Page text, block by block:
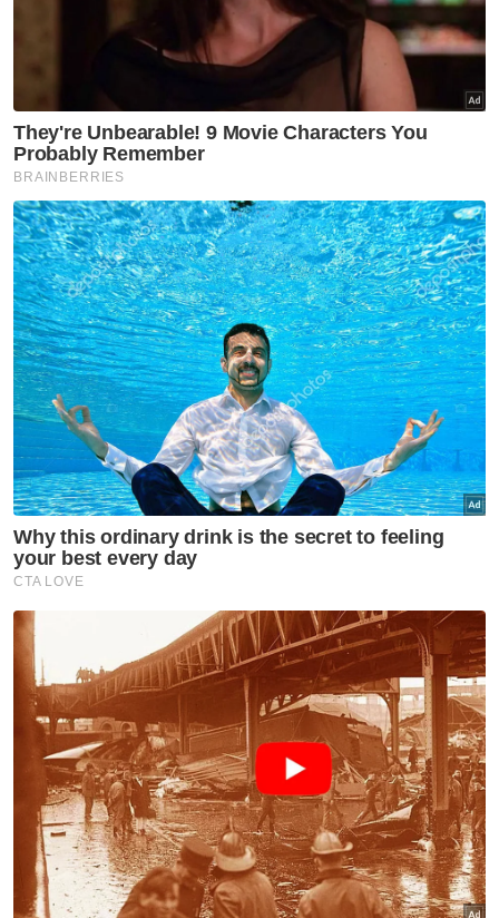
"Jika A-Level yang berstatus antarabangsa
boleh diterima oleh universiti awam, kenapa
dasar pendidikan negara boleh dijadikan
sebagai alasan untuk menghalang
pengiktirafan UEC?," ujarnya
Menurut Liinesh, kerajaan negeri Sabah dan
Sarawak turut mengiktiraf UEC, malah
membenarkan pemegangnya memohon
biasiswa negeri serta memasuki universiti di
negeri berkenaan.
Artikel Berkaitan:
Pengiktirafan UEC: Beri ruang kepada kerajaan teliti
STAR sokong Kerajaan Perpaduan GRS tapi kekal
pembangkang
Aliakbar nyata pendirian sokong Hajiji, Kerajaan
Perpaduan Sabah
Jelasnya lagi, langkah itu membuktikan
bahawa pengiktirafan UEC sebagai
sebahagian dalam sistem pendidikan negara
adalah praktikal dan tidak wajar dijadikan
bahan politik.